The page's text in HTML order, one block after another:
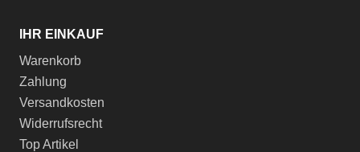
IHR EINKAUF
Warenkorb
Zahlung
Versandkosten
Widerrufsrecht
Top Artikel